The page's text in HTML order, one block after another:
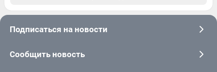
Подписаться на новости
Сообщить новость